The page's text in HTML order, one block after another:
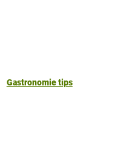
Gastronomie tips